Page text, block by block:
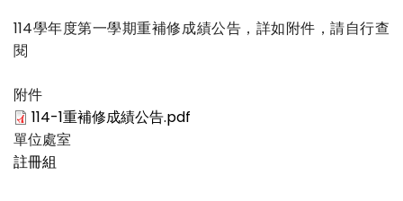
114學年度第一學期重補修成績公告，詳如附件，請自行查
閱
附件
114-1重補修成績公告.pdf
單位處室
註冊組